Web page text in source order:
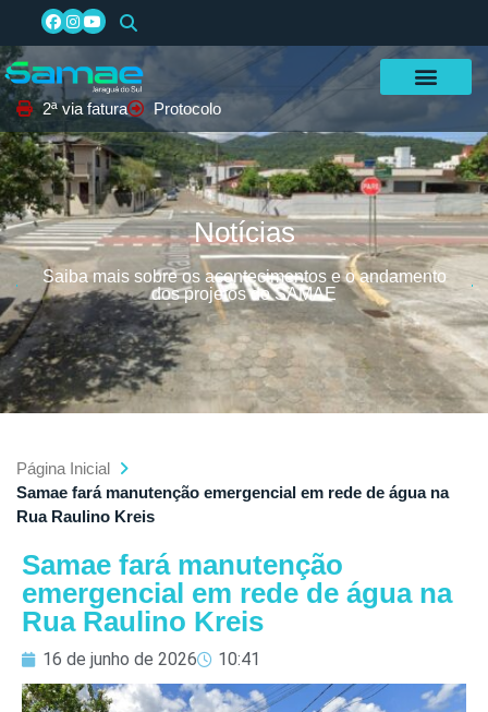
2ª via fatura Protocolo
Notícias
Saiba mais sobre os acontecimentos e o andamento
dos projetos do SAMAE
Página Inicial
Samae fará manutenção emergencial em rede de água na
Rua Raulino Kreis
Samae fará manutenção
emergencial em rede de água na
Rua Raulino Kreis
16 de junho de 2026 10:41